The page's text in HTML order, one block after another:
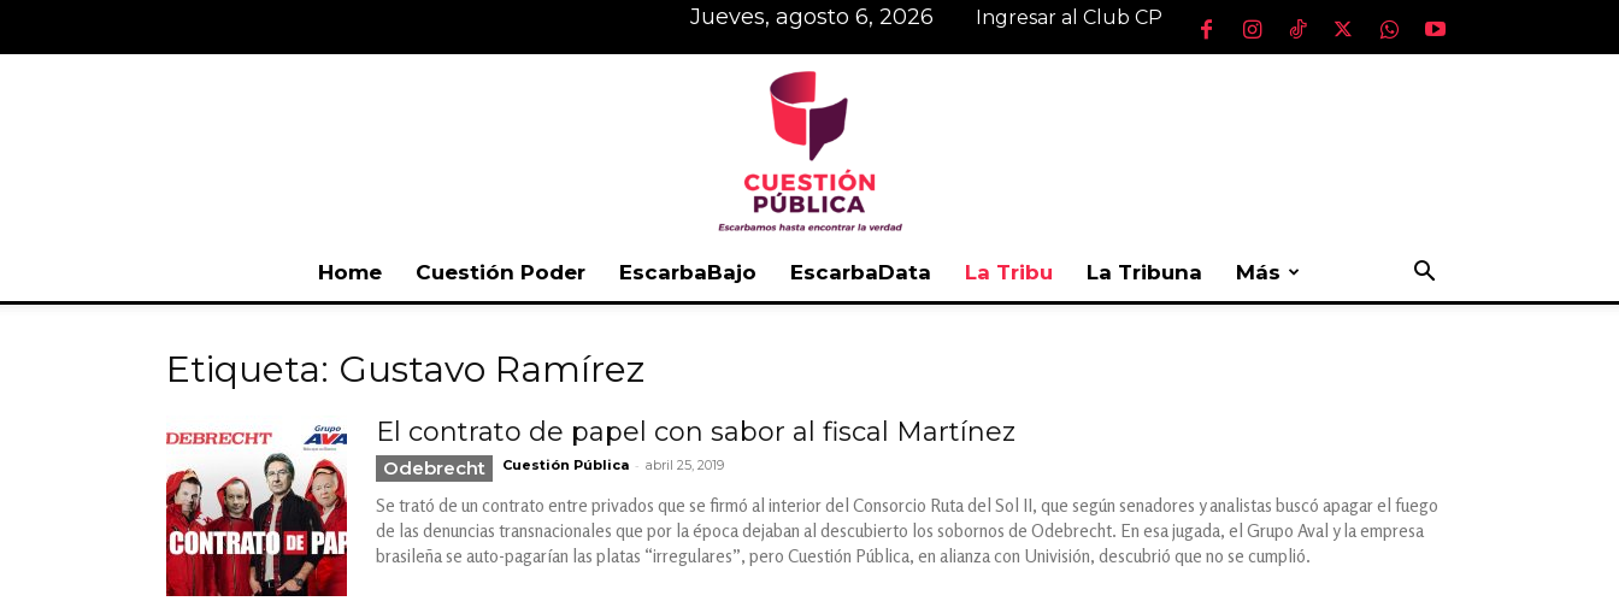
jueves, agosto 6, 2026 Ingresar al Club CP
Home Cuestión Poder EscarbaBajo EscarbaData La Tribu La Tribuna Más
Etiqueta: Gustavo Ramírez
El contrato de papel con sabor al fiscal Martínez
Odebrecht Cuestión Pública - abril 25, 2019
Se trató de un contrato entre privados que se firmó al interior del Consorcio Ruta del Sol II, que según senadores y analistas buscó apagar el fuego
de las denuncias transnacionales que por la época dejaban al descubierto los sobornos de Odebrecht. En esa jugada, el Grupo Aval y la empresa
brasileña se auto-pagarían las platas “irregulares”, pero Cuestión Pública, en alianza con Univisión, descubrió que no se cumplió.